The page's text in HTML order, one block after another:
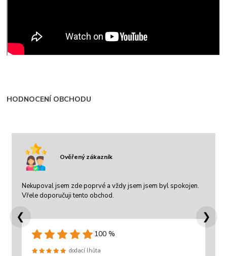
HODNOCENÍ OBCHODU
Ověřený zákazník
Nekupoval jsem zde poprvé a vždy jsem jsem byl spokojen.
Vřele doporučuji tento obchod.
100 %
dodací lhůta
❮ ❯